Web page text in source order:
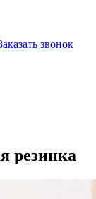
звонок
резинка